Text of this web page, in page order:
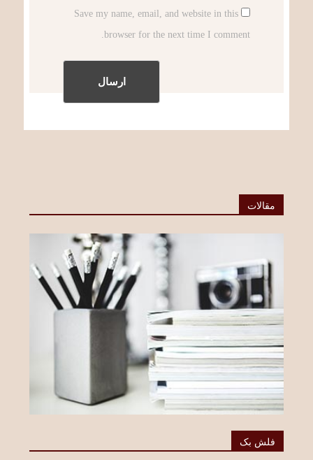
Save my name, email, and website in this
browser for the next time I comment.
مقالات
فلش بک